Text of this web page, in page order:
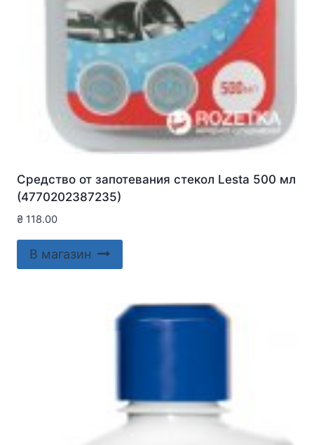
Средство от запотевания стекол Lesta 500 мл
(4770202387235)
₴ 118.00
В магазин